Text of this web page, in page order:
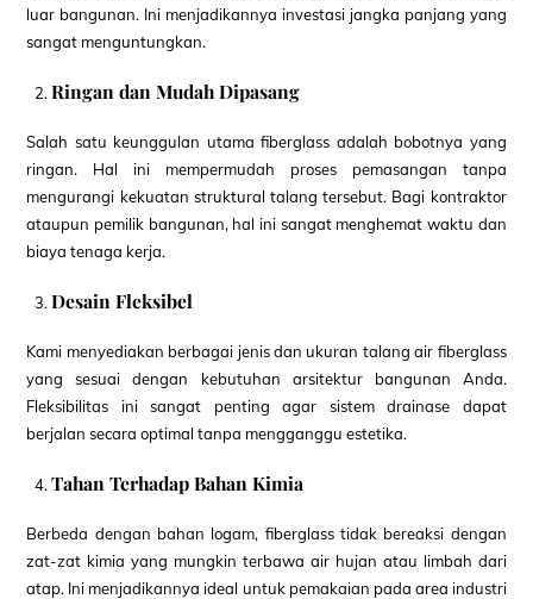
luar bangunan. Ini menjadikannya investasi jangka panjang yang
sangat menguntungkan.
Ringan dan Mudah Dipasang
Salah satu keunggulan utama fiberglass adalah bobotnya yang
ringan. Hal ini mempermudah proses pemasangan tanpa
mengurangi kekuatan struktural talang tersebut. Bagi kontraktor
ataupun pemilik bangunan, hal ini sangat menghemat waktu dan
biaya tenaga kerja.
Desain Fleksibel
Kami menyediakan berbagai jenis dan ukuran talang air fiberglass
yang sesuai dengan kebutuhan arsitektur bangunan Anda.
Fleksibilitas ini sangat penting agar sistem drainase dapat
berjalan secara optimal tanpa mengganggu estetika.
Tahan Terhadap Bahan Kimia
Berbeda dengan bahan logam, fiberglass tidak bereaksi dengan
zat-zat kimia yang mungkin terbawa air hujan atau limbah dari
atap. Ini menjadikannya ideal untuk pemakaian pada area industri